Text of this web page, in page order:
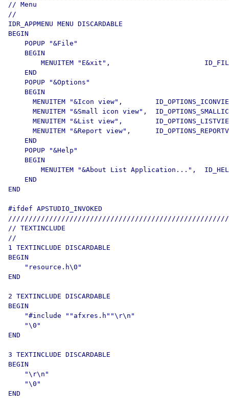
// Menu
//
IDR_APPMENU MENU DISCARDABLE
BEGIN
    POPUP "&File"
    BEGIN
MENUITEM "E&xit",
    END
    POPUP "&Options"
    BEGIN
MENUITEM "&Icon view",
MENUITEM "&Small icon view",
MENUITEM "&List view",
MENUITEM "&Report view",
    END
    POPUP "&Help"
    BEGIN
MENUITEM "&About List Application...",
    END
END
#ifdef APSTUDIO_INVOKED
// TEXTINCLUDE
//
1 TEXTINCLUDE DISCARDABLE
BEGIN
    "resource.h\0"
END
2 TEXTINCLUDE DISCARDABLE
BEGIN
    "#include ""afxres.h""\r\n"
    "\0"
END
3 TEXTINCLUDE DISCARDABLE
BEGIN
    "\r\n"
    "\0"
END